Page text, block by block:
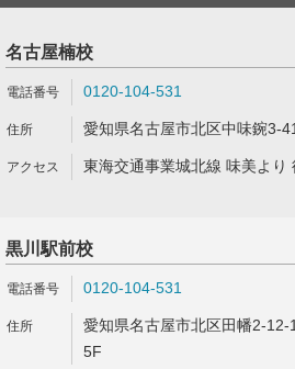
名古屋楠校
0120-104-531
愛知県名古屋市北区中味鋺3-
東海交通事業城北線 味美より
黒川駅前校
0120-104-531
愛知県名古屋市北区田幡2-
5F